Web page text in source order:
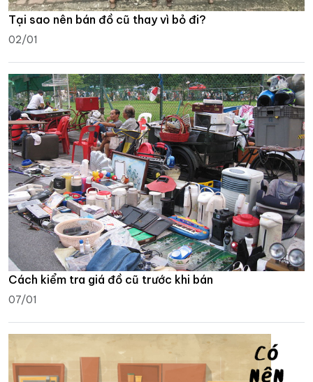
Tại sao nên bán đồ cũ thay vì bỏ đi?
02/01
Cách kiểm tra giá đồ cũ trước khi bán
07/01